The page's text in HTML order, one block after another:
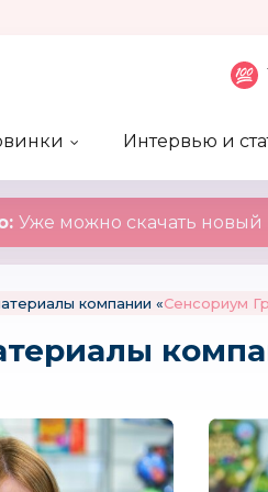
Интервью и
Уже можно скачать новый
компании «Сенсориум